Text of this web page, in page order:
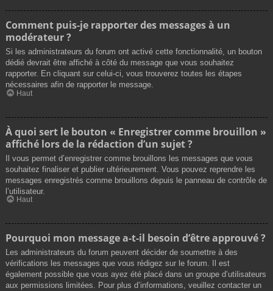
Comment puis-je rapporter des messages à un
modérateur ?
Si les administrateurs du forum ont activé cette fonctionnalité, un bouton
dédié devrait être affiché à côté du message que vous souhaitez
rapporter. En cliquant sur celui-ci, vous trouverez toutes les étapes
nécessaires afin de rapporter le message.
Haut
À quoi sert le bouton « Enregistrer comme brouillon »
affiché lors de la rédaction d’un sujet ?
Il vous permet d’enregistrer comme brouillons les messages que vous
souhaitez finaliser et publier ultérieurement. Vous pouvez reprendre les
messages enregistrés comme brouillons depuis le panneau de contrôle de
l’utilisateur.
Haut
Pourquoi mon message a-t-il besoin d’être approuvé ?
Les administrateurs du forum peuvent décider de soumettre à des
vérifications les messages que vous rédigez sur le forum. Il est
également possible que vous ayez été placé dans un groupe d’utilisateurs
aux permissions limitées. Pour plus d’informations, veuillez contacter un